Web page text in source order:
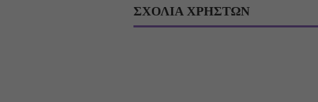
ΣΧΟΛΙΑ ΧΡΗΣΤΩΝ